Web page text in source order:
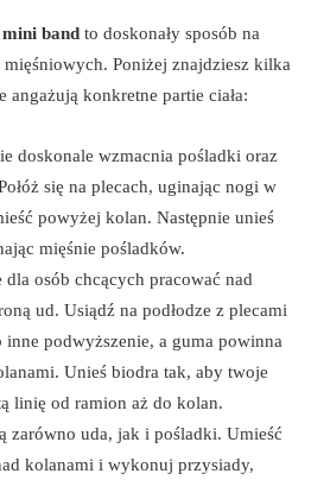
band to doskonały sposób na
Poniżej znajdziesz kilka
konkretne partie ciała:
doskonale wzmacnia pośladki oraz
się na plecach, uginając nogi w
powyżej kolan. Następnie unieś
mięśnie pośladków.
dla osób chcących pracować nad
ud. Usiądź na podłodze z plecami
inne podwyższenie, a guma powinna
Unieś biodra tak, aby twoje
linię od ramion aż do kolan.
zarówno uda, jak i pośladki. Umieść
kolanami i wykonuj przysiady,